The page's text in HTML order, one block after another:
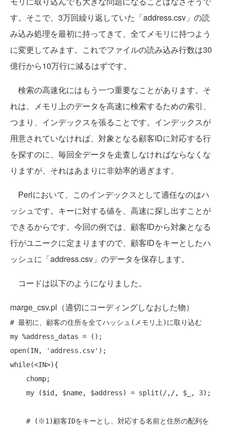
す。そこで、3万回繰り返していた「address.csv」の読
み込み処理を最初に持ってきて、全てメモリに持つよう
に変更してみます。これでファイルの読み込み行数は30
億行から10万行に減るはずです。
検索の高速化にはもう一つ重要なことがあります。そ
れは、メモリ上のデータを高速に検索するための索引、
つまり、インデックスを張ることです。インデックスが
用意されていなければ、対象となる顧客IDに対応する行
を探すのに、毎回全データを走査しなければならなくな
りますが、それはあまりに非効率的過ぎます。
Perlにおいて、このインデックスとして適任なのはハ
ッシュです。キーに対する値を、高速に探し出すことが
できるからです。今回の例では、顧客IDから対象となる
行がユニークに定まりますので、顧客IDをキーとしたハ
ッシュに「address.csv」のデータを保存します。
コードは以下のようになりました。
marge_csv.pl（適切にコーディングしなおした物）
# 最初に、顧客の住所を全てハッシュ(メモリ上)に取り込む
my
open
while(<IN>){
chomp;
my ($id, $name, $address) = split (/,/, $_, 3);
# (※1)顧客IDをキーとし、対応する名前と住所の配列を